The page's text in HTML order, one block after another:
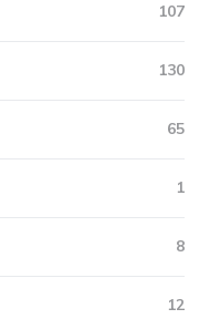
107
130
65
1
8
12